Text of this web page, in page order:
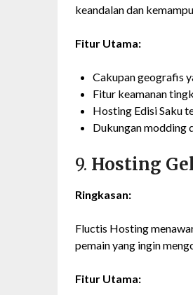
keandalan dan
Fitur Utama:
Cakupan geografis
Fitur keamanan
Hosting Edisi Saku
Dukungan modding
9. Hosting
Ringkasan:
Fluctis Hosting
pemain yang ingin
Fitur Utama: